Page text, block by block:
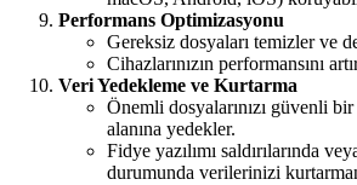
Performans Optimizasyonu
Gereksiz dosyaları temizler ve
Cihazlarınızın performansını
Veri Yedekleme ve Kurtarma
Önemli dosyalarınızı güvenli
alanına yedekler.
Fidye yazılımı saldırılarında
durumunda verilerinizi